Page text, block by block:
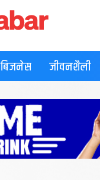
बिजनेस जीवनशैली